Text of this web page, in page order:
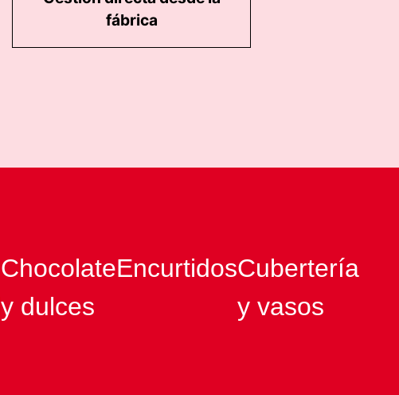
fábrica
Chocolate
y dulces
EncurtidosCubertería
y vasos